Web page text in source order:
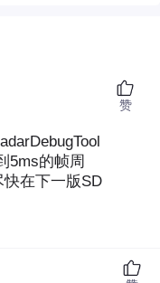
5ms的帧周
在下一版SD
赞